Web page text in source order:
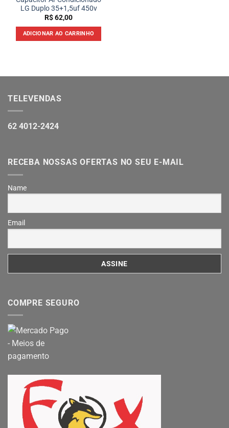
LG Duplo 35+1,5uf 450v
R$62,00
ADICIONAR AO CARRINHO
TELEVENDAS
62 4012-2424
RECEBA NOSSAS OFERTAS NO SEU E-MAIL
Name
Email
COMPRE SEGURO